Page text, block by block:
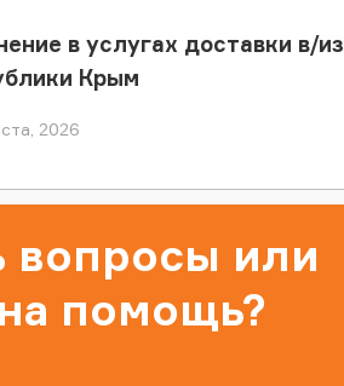
в услугах доставки в/из
Крым
2026
вопросы или
помощь?